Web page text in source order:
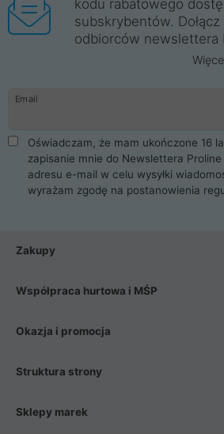
kodu rabatowego
subskrybentów.
odbiorców newslettera
Email
Oświadczam, że mam ukończone 16
zapisanie mnie do Newslettera
adresu e-mail w celu wysyłki
wyrażam zgodę na postanowienia
Zakupy
Współpraca hurtowa i MŚP
Okazja i promocja
Struktura strony
Sklepy marek